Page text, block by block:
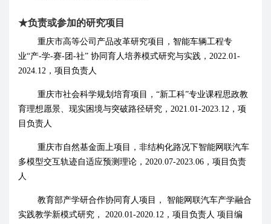
★负责或参加的研究项目
重庆市高等公司产品改革研究项目，智能车辆工程专
业“产-学-赛-团 -社” 协同育人培养模式研究与实践， 2022.01-
2024.12 ， 项目负责人
重庆市社会科学规划培育项目， “新工科”专业课程思政教
育理想愿景、现实困境与突破路径研究， 2021.01-2023.12 ，项
目负责人
重庆市自然基金面上项目，非结构化路况下智能网联汽车
多模型交互轨迹自适应预测理论， 2020.07-2023.06 ，项目负责
人
教育部产学研合作协同育人项目，
智能网联汽车产学融合
实践教学新模式研究，
2020.01-2020.12 ，项目负责人 项目编